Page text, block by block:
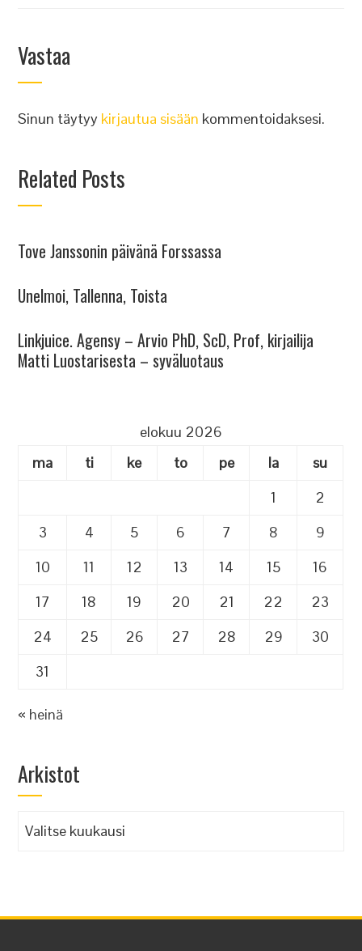
Vastaa
Sinun täytyy kirjautua sisään kommentoidaksesi.
Related Posts
Tove Janssonin päivänä Forssassa
Unelmoi, Tallenna, Toista
Linkjuice. Agensy – Arvio PhD, ScD, Prof, kirjailija
Matti Luostarisesta – syväluotaus
elokuu 2026
ma
ti ke to pe la
su
1
2
3
4 5 6 7 8
9
10
11 12 13 14 15
16
17
18 19 20 21 22
23
24
25 26 27 28 29
30
31
« heinä
Arkistot
Arkistot